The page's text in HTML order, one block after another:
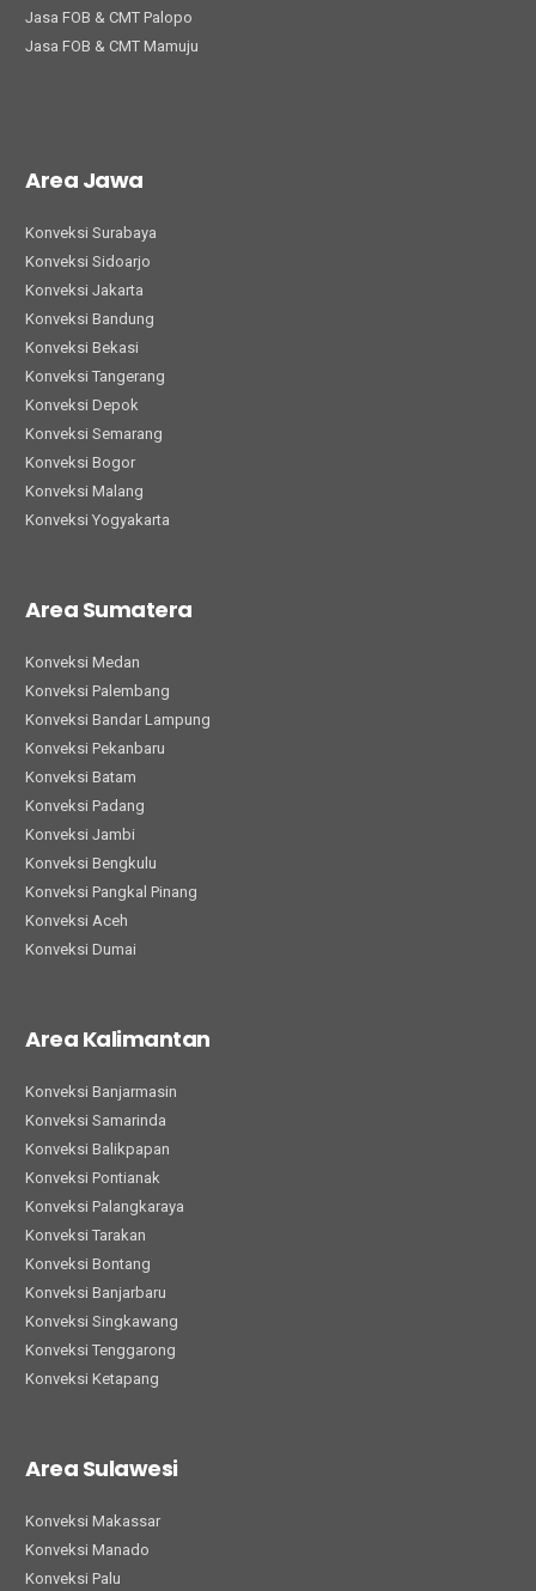
Jasa FOB & CMT Palopo
Jasa FOB & CMT Mamuju
Area Jawa
Konveksi Surabaya
Konveksi Sidoarjo
Konveksi Jakarta
Konveksi Bandung
Konveksi Bekasi
Konveksi Tangerang
Konveksi Depok
Konveksi Semarang
Konveksi Bogor
Konveksi Malang
Konveksi Yogyakarta
Area Sumatera
Konveksi Medan
Konveksi Palembang
Konveksi Bandar Lampung
Konveksi Pekanbaru
Konveksi Batam
Konveksi Padang
Konveksi Jambi
Konveksi Bengkulu
Konveksi Pangkal Pinang
Konveksi Aceh
Konveksi Dumai
Area Kalimantan
Konveksi Banjarmasin
Konveksi Samarinda
Konveksi Balikpapan
Konveksi Pontianak
Konveksi Palangkaraya
Konveksi Tarakan
Konveksi Bontang
Konveksi Banjarbaru
Konveksi Singkawang
Konveksi Tenggarong
Konveksi Ketapang
Area Sulawesi
Konveksi Makassar
Konveksi Manado
Konveksi Palu